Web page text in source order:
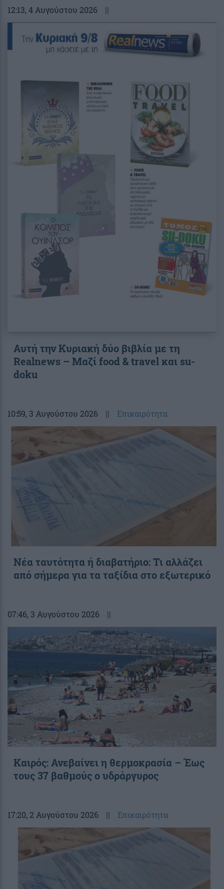
12:13, 4 Αυγούστου 2026 ||
Αυτή την Κυριακή δύο βιβλία με τη
Realnews – Μαζί food & travel και su-
doku
10:59, 3 Αυγούστου 2026 || Επικαιρότητα
Νέα ταυτότητα ή διαβατήριο: Τι αλλάζει
από σήμερα για τα ταξίδια στο εξωτερικό
07:46, 3 Αυγούστου 2026 ||
Καιρός: Ανεβαίνει η θερμοκρασία – Έως
τους 37 βαθμούς ο υδράργυρος
17:20, 2 Αυγούστου 2026 || Επικαιρότητα